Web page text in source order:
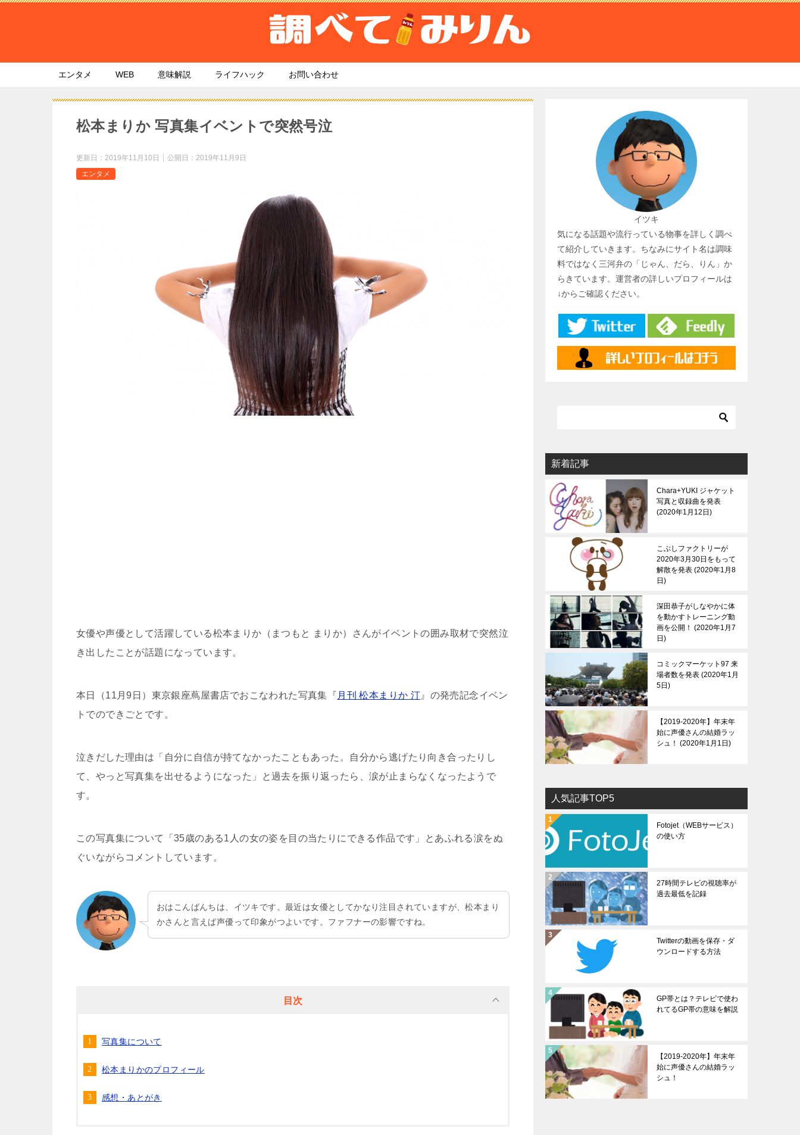
エンタメ WEB 意味解説 ライフハック お問い合わせ
松本まりか 写真集イベントで突然号泣
更新日： 2019年11月10日 公開日： 2019年11月9日
エンタメ
女優や声優として活躍している松本まりか（まつもと まりか）さんがイベントの囲み取材で突然泣
き出したことが話題になっています。
本日（11月9日）東京銀座蔦屋書店でおこなわれた写真集『 月刊 松本まりか 汀 』の発売記念イベン
トでのできごとです。
泣きだした理由は「自分に自信が持てなかったこともあった。自分から逃げたり向き合ったりし
て、やっと写真集を出せるようになった」と過去を振り返ったら、涙が止まらなくなったようで
す。
この写真集について「35歳のある1人の女の姿を目の当たりにできる作品です」とあふれる涙をぬ
ぐいながらコメントしています。
おはこんばんちは、イツキです。最近は女優としてかなり注目されていますが、松本まり
かさんと言えば声優って印象がつよいです。ファフナーの影響ですね。
目次
写真集について
松本まりかのプロフィール
感想・あとがき
イツキ
気になる話題や流行っている物事を詳しく調べ
て紹介していきます。ちなみにサイト名は調味
料ではなく三河弁の「じゃん、だら、りん」か
らきています。運営者の詳しいプロフィールは
↓からご確認ください。
新着記事
Chara+YUKI ジャケット
写真と収録曲を発表
2020年1月12日
こぶしファクトリーが
2020年3月30日をもって
解散を発表 2020年1月8
日
深田恭子がしなやかに体
を動かすトレーニング動
画を公開！
2020年1月7
日
コミックマーケット97 来
場者数を発表 2020年1月
5日
【2019-2020年】年末年
始に声優さんの結婚ラッ
シュ！
2020年1月1日
人気記事TOP5
Fotojet（WEBサービス）
の使い方
27時間テレビの視聴率が
過去最低を記録
Twitterの動画を保存・ダ
ウンロードする方法
GP帯とは？テレビで使わ
れてるGP帯の意味を解説
【2019-2020年】年末年
始に声優さんの結婚ラッ
シュ！